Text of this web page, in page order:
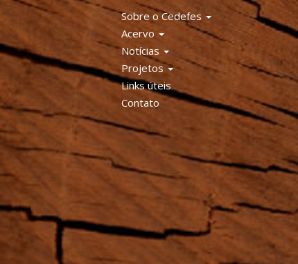
Sobre o Cedefes
Acervo
Notícias
Projetos
Links úteis
Contato